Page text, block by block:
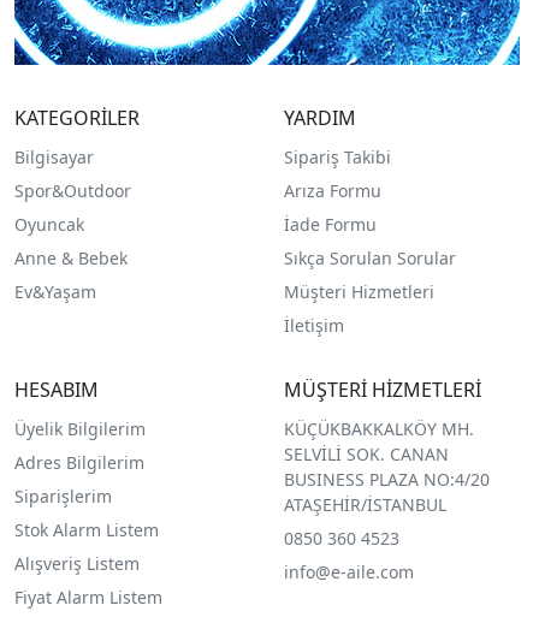
KATEGORİLER
Bilgisayar
Spor&Outdoor
Oyuncak
Anne & Bebek
Ev&Yaşam
YARDIM
Sipariş Takibi
Arıza Formu
İade Formu
Sıkça Sorulan Sorular
Müşteri Hizmetleri
İletişim
HESABIM
Üyelik Bilgilerim
Adres Bilgilerim
Siparişlerim
Stok Alarm Listem
Alışveriş Listem
Fiyat Alarm Listem
MÜŞTERİ HİZMETLERİ
KÜÇÜKBAKKALKÖY MH.
SELVİLİ SOK. CANAN
BUSINESS PLAZA NO:4/20
ATAŞEHİR/İSTANBUL
0850 360 4523
info@e-aile.com